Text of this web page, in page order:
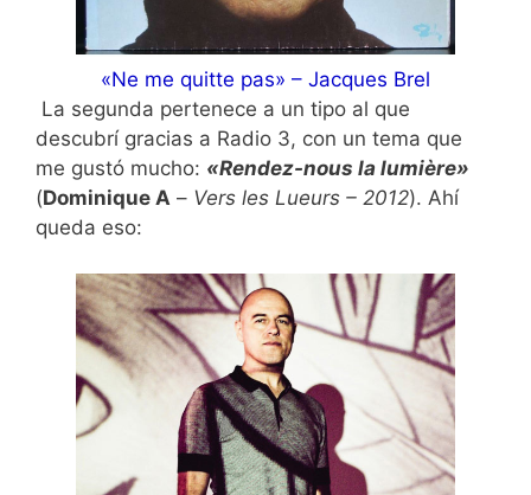
«Ne me quitte pas» – Jacques Brel
La segunda pertenece a un tipo al que
descubrí gracias a Radio 3, con un tema que
me gustó mucho: «Rendez-nous la lumière»
(Dominique A – Vers les Lueurs – 2012). Ahí
queda eso: